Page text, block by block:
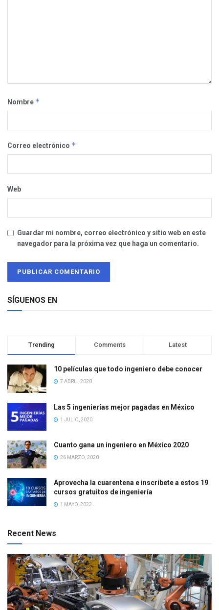
Nombre *
Correo electrónico *
Web
Guardar mi nombre, correo electrónico y sitio web en este
navegador para la próxima vez que haga un comentario.
SÍGUENOS EN
Trending Comments Latest
10 películas que todo ingeniero debe conocer
7 ABRIL, 2020
Las 5 ingenierías mejor pagadas en México
1 JULIO, 2020
Cuanto gana un ingeniero en México 2020
26 MARZO, 2020
Aprovecha la cuarentena e inscríbete a estos 19
cursos gratuitos de ingeniería
1 MAYO, 2022
Recent News